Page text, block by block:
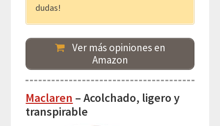
dudas!
Ver más opiniones en
Amazon
Maclaren – Acolchado, ligero y
transpirable